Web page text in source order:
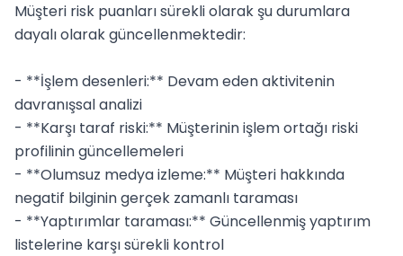
Müşteri risk puanları sürekli olarak şu durumlara
dayalı olarak güncellenmektedir:
- **İşlem desenleri:** Devam eden aktivitenin
davranışsal analizi
- **Karşı taraf riski:** Müşterinin işlem ortağı riski
profilinin güncellemeleri
- **Olumsuz medya izleme:** Müşteri hakkında
negatif bilginin gerçek zamanlı taraması
- **Yaptırımlar taraması:** Güncellenmiş yaptırım
listelerine karşı sürekli kontrol